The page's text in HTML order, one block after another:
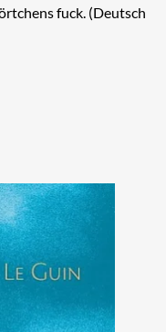
fuck. (Deutsch